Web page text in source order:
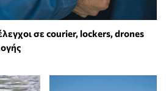
σε courier, lockers, drones